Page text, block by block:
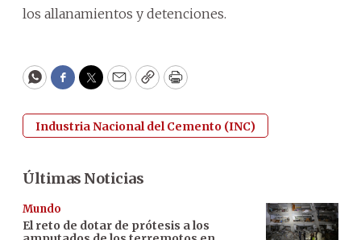
los allanamientos y detenciones.
WhatsApp
Facebook
Twitter
EmailCopyPrint
Industria Nacional del Cemento (INC)
Últimas Noticias
Mundo
El reto de dotar de prótesis a los